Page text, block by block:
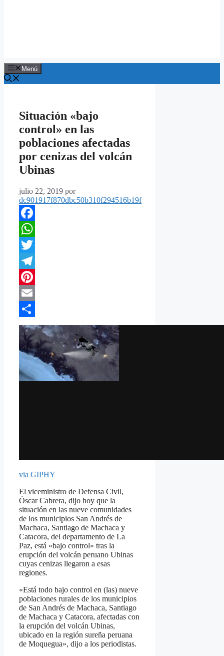
Menú
Situación «bajo
control» en las
poblaciones afectadas
por cenizas del volcán
Ubinas
julio 22, 2019 por
dc901917f870dbc50b310f294516b19f
Facebook
WhatsApp
Twitter
Telegram
Pinterest
Email
Compartir
via GIPHY
El viceministro de Defensa Civil,
Óscar Cabrera, dijo hoy que la
situación en las nueve comunidades
de los municipios San Andrés de
Machaca, Santiago de Machaca y
Catacora, del departamento de La
Paz, está «bajo control» tras la
erupción del volcán peruano Ubinas
cuyas cenizas llegaron a esas
regiones.
«Está todo bajo control en (las) nueve
poblaciones rurales de los municipios
de San Andrés de Machaca, Santiago
de Machaca y Catacora, afectadas con
la erupción del volcán Ubinas,
ubicado en la región sureña peruana
de Moquegua», dijo a los periodistas.